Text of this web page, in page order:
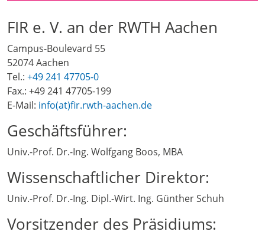
FIR e. V. an der RWTH Aachen
Campus-Boulevard 55
52074 Aachen
Tel.: +49 241 47705-0
Fax.: +49 241 47705-199
E-Mail: info(at)fir.rwth-aachen.de
Geschäftsführer:
Univ.-Prof. Dr.-Ing. Wolfgang Boos, MBA
Wissenschaftlicher Direktor:
Univ.-Prof. Dr.-Ing. Dipl.-Wirt. Ing. Günther Schuh
Vorsitzender des Präsidiums: